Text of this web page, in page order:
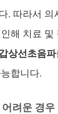
. 따라서 의
해 치료 및
상선초음파
합니다.
려운 경우